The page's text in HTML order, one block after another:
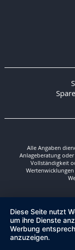
Alle Angaben
Anlageberatung
Vollständigkeit
Diese Seite nutzt
um ihre Dienste
Werbung
anzuzeigen.